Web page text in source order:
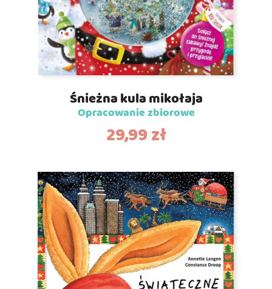
Śnieżna kula mikołaja
Opracowanie zbiorowe
29,99zł